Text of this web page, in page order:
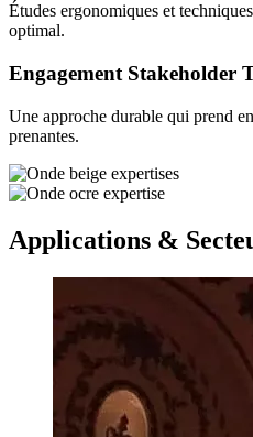
Études ergonomiques et
optimal.
Engagement Stakeholder
Une approche durable qui prend
prenantes.
Applications &